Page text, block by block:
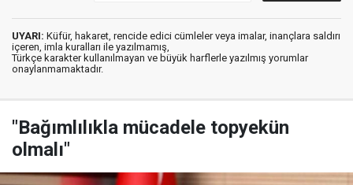
UYARI: Küfür, hakaret, rencide edici cümleler veya imalar, inançlara saldırı
içeren, imla kuralları ile yazılmamış,
Türkçe karakter kullanılmayan ve büyük harflerle yazılmış yorumlar
onaylanmamaktadır.
"Bağımlılıkla mücadele topyekün
olmalı"